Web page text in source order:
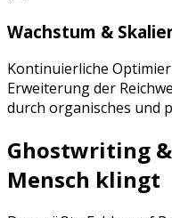
Wachstum &
Kontinuierliche
Erweiterung der
durch organisches und
Ghostwriting
Mensch klingt